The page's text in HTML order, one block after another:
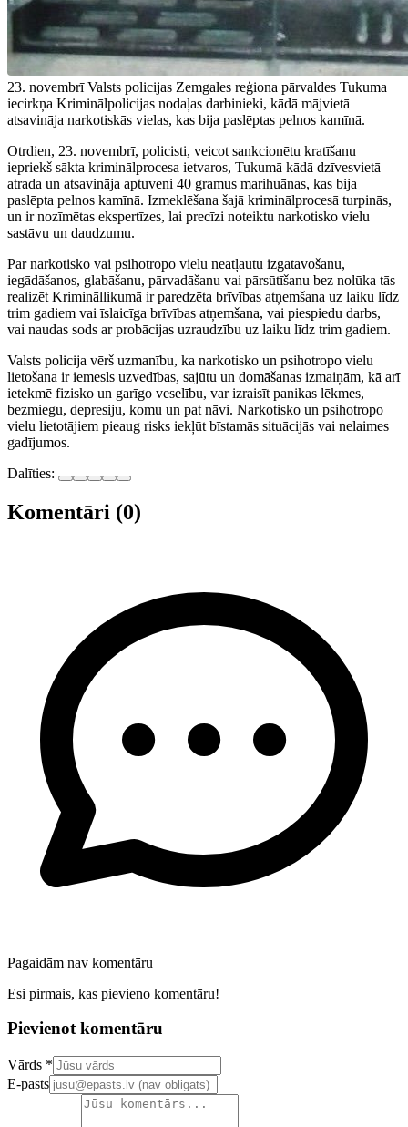
23. novembrī Valsts policijas Zemgales reģiona pārvaldes Tukuma
iecirkņa Kriminālpolicijas nodaļas darbinieki, kādā mājvietā
atsavināja narkotiskās vielas, kas bija paslēptas pelnos kamīnā.
Otrdien, 23. novembrī, policisti, veicot sankcionētu kratīšanu
iepriekš sākta kriminālprocesa ietvaros, Tukumā kādā dzīvesvietā
atrada un atsavināja aptuveni 40 gramus marihuānas, kas bija
paslēpta pelnos kamīnā. Izmeklēšana šajā kriminālprocesā turpinās,
un ir nozīmētas ekspertīzes, lai precīzi noteiktu narkotisko vielu
sastāvu un daudzumu.
Par narkotisko vai psihotropo vielu neatļautu izgatavošanu,
iegādāšanos, glabāšanu, pārvadāšanu vai pārsūtīšanu bez nolūka tās
realizēt Krimināllikumā ir paredzēta brīvības atņemšana uz laiku līdz
trim gadiem vai īslaicīga brīvības atņemšana, vai piespiedu darbs,
vai naudas sods ar probācijas uzraudzību uz laiku līdz trim gadiem.
Valsts policija vērš uzmanību, ka narkotisko un psihotropo vielu
lietošana ir iemesls uzvedības, sajūtu un domāšanas izmaiņām, kā arī
ietekmē fizisko un garīgo veselību, var izraisīt panikas lēkmes,
bezmiegu, depresiju, komu un pat nāvi. Narkotisko un psihotropo
vielu lietotājiem pieaug risks iekļūt bīstamās situācijās vai nelaimes
gadījumos.
Dalīties:
Komentāri (0)
Pagaidām nav komentāru
Esi pirmais, kas pievieno komentāru!
Pievienot komentāru
Confirm your email address
Vārds *
E-pasts